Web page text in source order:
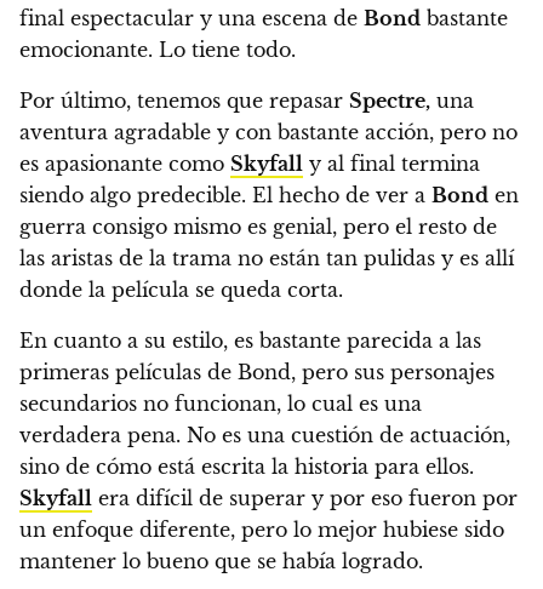
final espectacular y una escena de Bond bastante
emocionante. Lo tiene todo.
Por último, tenemos que repasar Spectre, una
aventura agradable y con bastante acción, pero no
es apasionante como Skyfall y al final termina
siendo algo predecible. El hecho de ver a Bond en
guerra consigo mismo es genial, pero el resto de
las aristas de la trama no están tan pulidas y es allí
donde la película se queda corta.
En cuanto a su estilo, es bastante parecida a las
primeras películas de Bond, pero sus personajes
secundarios no funcionan, lo cual es una
verdadera pena. No es una cuestión de actuación,
sino de cómo está escrita la historia para ellos.
Skyfall era difícil de superar y por eso fueron por
un enfoque diferente, pero lo mejor hubiese sido
mantener lo bueno que se había logrado.